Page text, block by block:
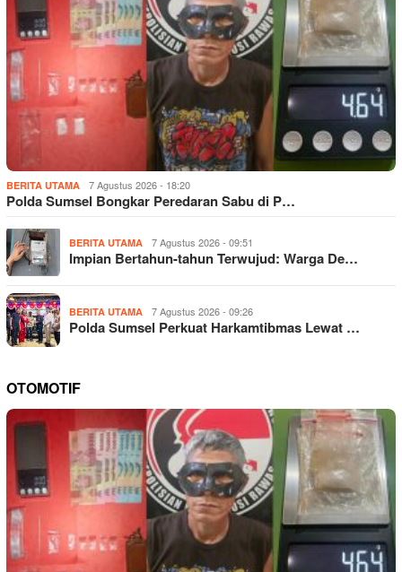
BERITA UTAMA 7 Agustus 2026 - 18:20
Polda Sumsel Bongkar Peredaran Sabu di P…
BERITA UTAMA 7 Agustus 2026 - 09:51
Impian Bertahun-tahun Terwujud: Warga De…
BERITA UTAMA 7 Agustus 2026 - 09:26
Polda Sumsel Perkuat Harkamtibmas Lewat …
OTOMOTIF